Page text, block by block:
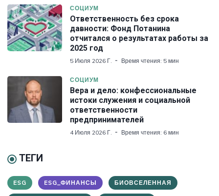
СОЦИУМ
Ответственность без срока
давности: Фонд Потанина
отчитался о результатах работы за
2025 год
5 Июля 2026 Г. Время чтения: 5 мин
СОЦИУМ
Вера и дело: конфессиональные
истоки служения и социальной
ответственности
предпринимателей
4 Июля 2026 Г. Время чтения: 6 мин
ТЕГИ
ESG ESG_ФИНАНСЫ БИОВСЕЛЕННАЯ